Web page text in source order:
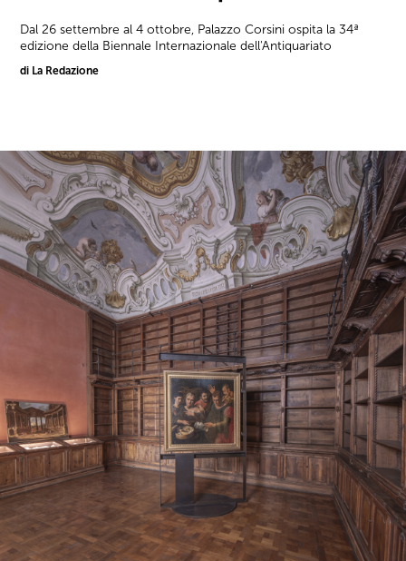
Dal 26 settembre al 4 ottobre, Palazzo Corsini ospita la 34ª
edizione della Biennale Internazionale dell'Antiquariato
di La Redazione